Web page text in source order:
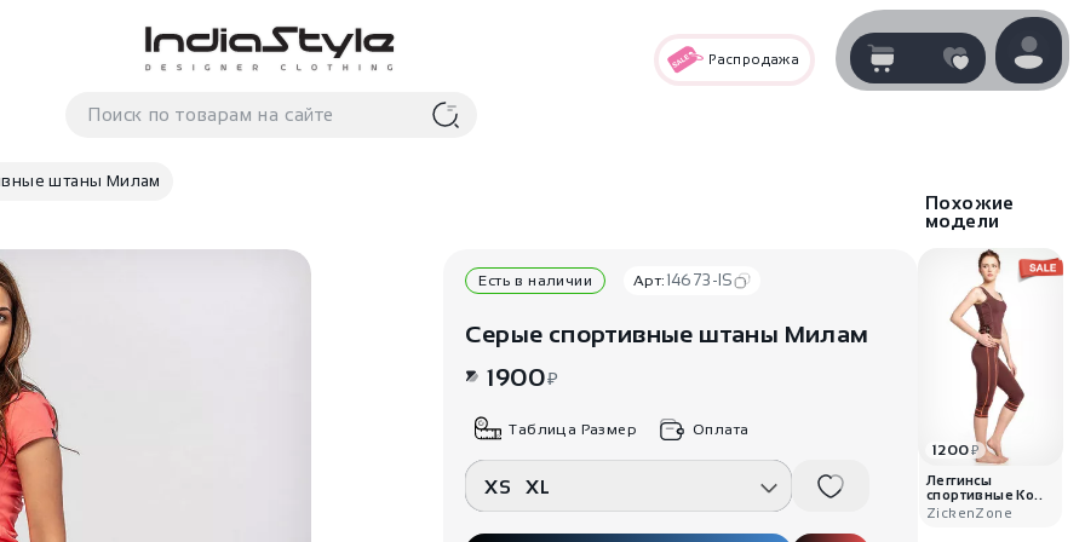
Распродажа
Корзина покупок пуста..
штаны Милам
Есть в наличии Арт: 14673-IS
Серые спортивные штаны Милам
1900₽
Таблица Размер Оплата
XS XL
Похожие
модели
1200₽
Леггинсы
спортивные Ко..
ZickenZone